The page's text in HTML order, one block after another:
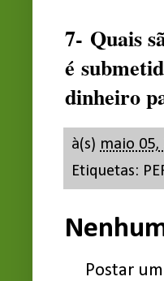
7- Quais
é
dinheiro
à(s) maio 05,
Etiquetas:
Postar